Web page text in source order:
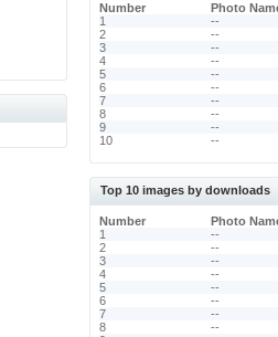
Number Photo
1
--
2
--
3
--
4
--
5
--
6
--
7
--
8
--
9
--
10
--
Top 10 images by downloads
Number Photo
1
--
2
--
3
--
4
--
5
--
6
--
7
--
8
--